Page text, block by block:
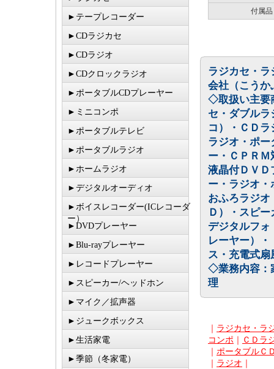
►テープレコーダー
►CDラジカセ
►CDラジオ
►CDクロックラジオ
►ポータブルCDプレーヤー
►ミニコンポ
►ポータブルテレビ
►ポータブルラジオ
►ホームラジオ
►デジタルオーディオ
►ボイスレコーダー(ICレコーダ
ー）
►DVDプレーヤー
►Blu-rayプレーヤー
►レコードプレーヤー
►スピーカー/ヘッドホン
►マイク／拡声器
►ジュークボックス
►生活家電
►季節（冬家電）
付属品
ラジカセ・ラ
会社（こうか
◇取扱い主要
セ・ダブル
コ）・ＣＤ
ラジオ・ポ
ー・ＣＰＲ
液晶付ＤＶＤ
ー・ラジオ
おふろラジ
Ｄ）・スピ
デジタルフ
レーヤー）
ス・充電式
◇業務内容
理
｜ ラジカセ・ラ
コンポ ｜ ＣＤラ
｜ ポータブルＣ
｜ ラジオ ｜